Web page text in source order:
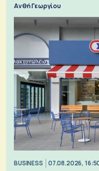
Ανθή Γεωργίου
BUSINESS 07.08.2026,